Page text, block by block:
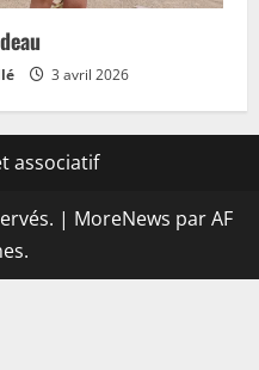
3 avril 2026
associatif
| MoreNews par AF